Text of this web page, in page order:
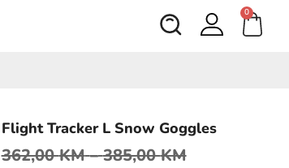
0
Flight Tracker L Snow Goggles
362,00KM – 385,00KM